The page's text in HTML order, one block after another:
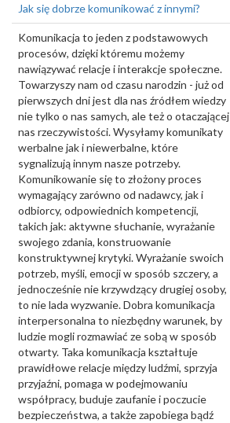
Jak się dobrze komunikować z innymi?
Komunikacja to jeden z podstawowych
procesów, dzięki któremu możemy
nawiązywać relacje i interakcje społeczne.
Towarzyszy nam od czasu narodzin - już od
pierwszych dni jest dla nas źródłem wiedzy
nie tylko o nas samych, ale też o otaczającej
nas rzeczywistości. Wysyłamy komunikaty
werbalne jak i niewerbalne, które
sygnalizują innym nasze potrzeby.
Komunikowanie się to złożony proces
wymagający zarówno od nadawcy, jak i
odbiorcy, odpowiednich kompetencji,
takich jak: aktywne słuchanie, wyrażanie
swojego zdania, konstruowanie
konstruktywnej krytyki. Wyrażanie swoich
potrzeb, myśli, emocji w sposób szczery, a
jednocześnie nie krzywdzący drugiej osoby,
to nie lada wyzwanie. Dobra komunikacja
interpersonalna to niezbędny warunek, by
ludzie mogli rozmawiać ze sobą w sposób
otwarty. Taka komunikacja kształtuje
prawidłowe relacje między ludźmi, sprzyja
przyjaźni, pomaga w podejmowaniu
współpracy, buduje zaufanie i poczucie
bezpieczeństwa, a także zapobiega bądź